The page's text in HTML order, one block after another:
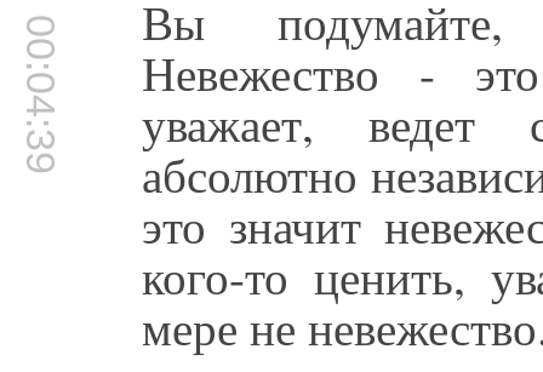
00:04:39 Вы подумайте,
Невежество -
уважает, ведет
абсолютно
это значит
кого-то ценить,
мере не